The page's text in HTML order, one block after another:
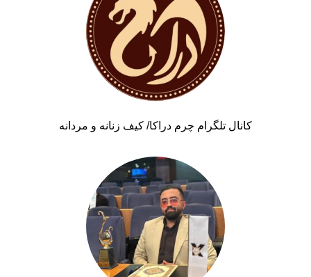
کانال تلگرام چرم دراکا/ کیف زنانه و مردانه